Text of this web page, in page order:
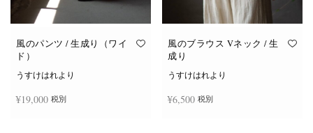
あ
ま
オ
あ
り
ま
オ
風のパンツ / 生成り（ワイ
ド）
うすけはれより
¥19,000 税別
風のブラウス Vネック / 生
成り
うすけはれより
¥6,500 税別